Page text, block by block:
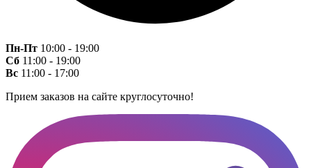
Пн-Пт 10:00 - 19:00
Сб 11:00 - 19:00
Вс 11:00 - 17:00
Прием заказов на сайте круглосуточно!